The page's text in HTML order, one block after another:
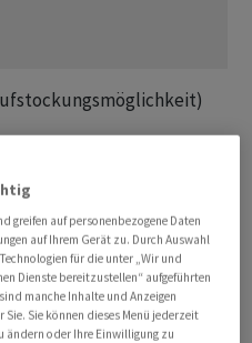
greifen auf personenbezogene Daten
auf Ihrem Gerät zu. Durch Auswahl
für die unter „Wir und
Dienste bereitzustellen“ aufgeführten
manche Inhalte und Anzeigen
Sie können dieses Menü jederzeit
ändern oder Ihre Einwilligung zu